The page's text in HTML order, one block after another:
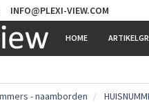
INFO@PLEXI-VIEW.COM
HOME
- naamborden